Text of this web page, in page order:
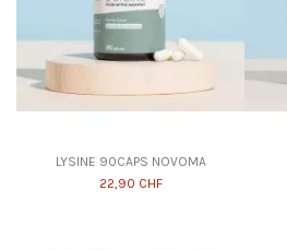
LYSINE 90CAPS NOVOMA
22,90 CHF